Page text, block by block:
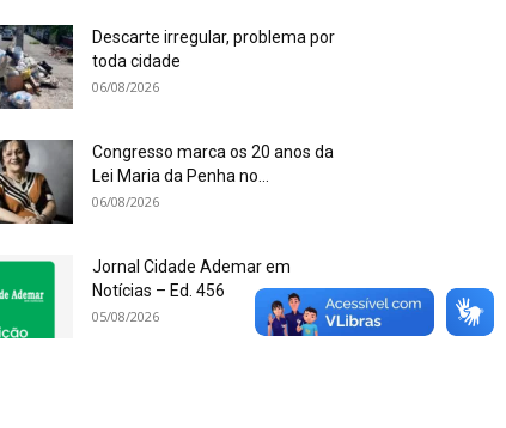
Descarte irregular, problema por
toda cidade
06/08/2026
Congresso marca os 20 anos da
Lei Maria da Penha no...
06/08/2026
Jornal Cidade Ademar em
Notícias – Ed. 456
05/08/2026